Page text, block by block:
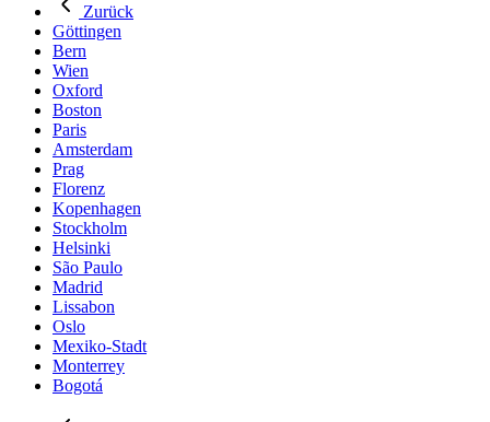
Zurück
Göttingen
Bern
Wien
Oxford
Boston
Paris
Amsterdam
Prag
Florenz
Kopenhagen
Stockholm
Helsinki
São Paulo
Madrid
Lissabon
Oslo
Mexiko-Stadt
Monterrey
Bogotá